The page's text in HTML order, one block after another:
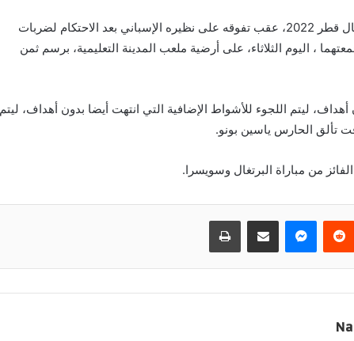
وتأهل المنتخب المغربي إلى ربع نهاية مونديال قطر 2022، عقب تفوقه على نظيره الإسباني بعد الاحتكام لضربات
التي جمعتهما ، اليوم الثلاثاء، على أرضية ملعب المدينة التعليمية، برسم ثمن
ليتم اللجوء للأشواط الإضافية التي انتهت أيضا بدون أهداف، ليتم
تألق الحارس ياسين بونو.
من مباراة البرتغال وسويسرا.
بينتيريست